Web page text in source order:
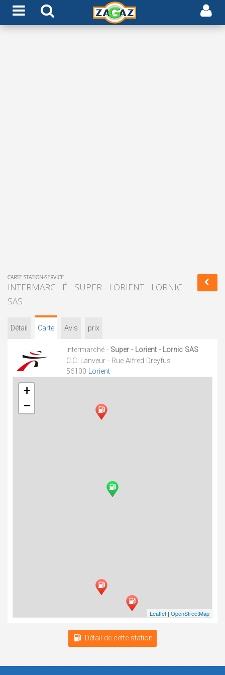
CARTE STATION-SERVICE
INTERMARCHÉ - SUPER - LORIENT - LORNIC
SAS
Détail Carte Avis prix
Intermarché - Super - Lorient - Lornic SAS
C.C. Lanveur - Rue Alfred Dreyfus
56100 Lorient
+
−
Leaflet | OpenStreetMap
Détail de cette station